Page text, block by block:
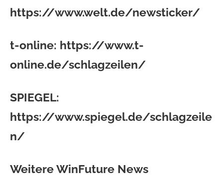
https://www.welt.de/newsticker/
t-online: https://www.t-
online.de/schlagzeilen/
SPIEGEL:
https://www.spiegel.de/schlagzeile
n/
Weitere WinFuture News